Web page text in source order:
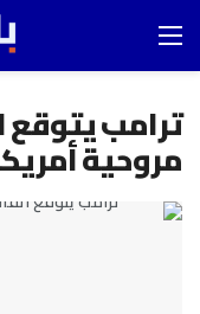
ترامب يتوقع
مروحية